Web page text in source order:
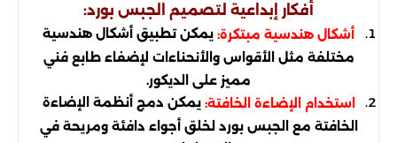
أفكار إبداعية لتصميم الجبس بورد:
أشكال هندسية مبتكرة: يمكن تطبيق أشكال هندسية
مختلفة مثل الأقواس والأنحناءات لإضفاء طابع فني
مميز على الديكور.
استخدام الإضاءة الخافتة: يمكن دمج أنظمة الإضاءة
الخافتة مع الجبس بورد لخلق أجواء دافئة ومريحة في